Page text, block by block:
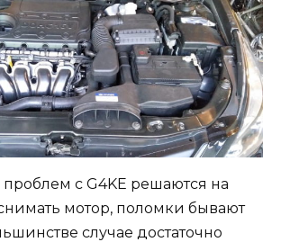
с G4KE решаются на
мотор, поломки бывают
случае достаточно